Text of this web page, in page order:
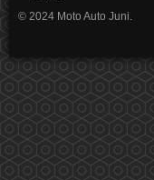
© 2024 Moto Auto Juni.